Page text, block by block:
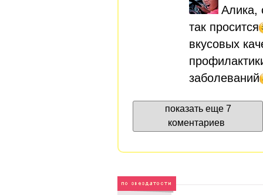
Алика,
так просится
вкусовых
заболеваний
показать еще 7
коментариев